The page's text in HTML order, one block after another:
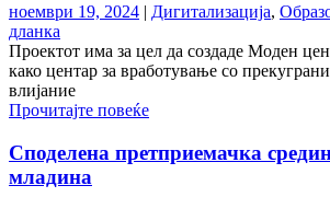
ноември 19, 2024 | Дигитализација,
дланка
Проектот има за цел да создаде Моден
како центар за вработување со
влијание
Прочитајте повеќе
Споделена претприемачка
младина